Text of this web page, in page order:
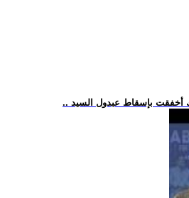
أخفقت بإسقاط عبدول السيد